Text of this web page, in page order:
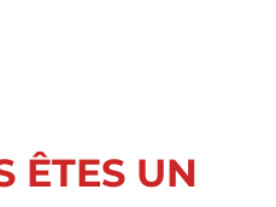
ÊTES UN